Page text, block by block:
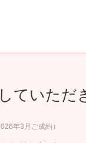
スダイヤモンド&バース
ていただ
年3月ご成約）